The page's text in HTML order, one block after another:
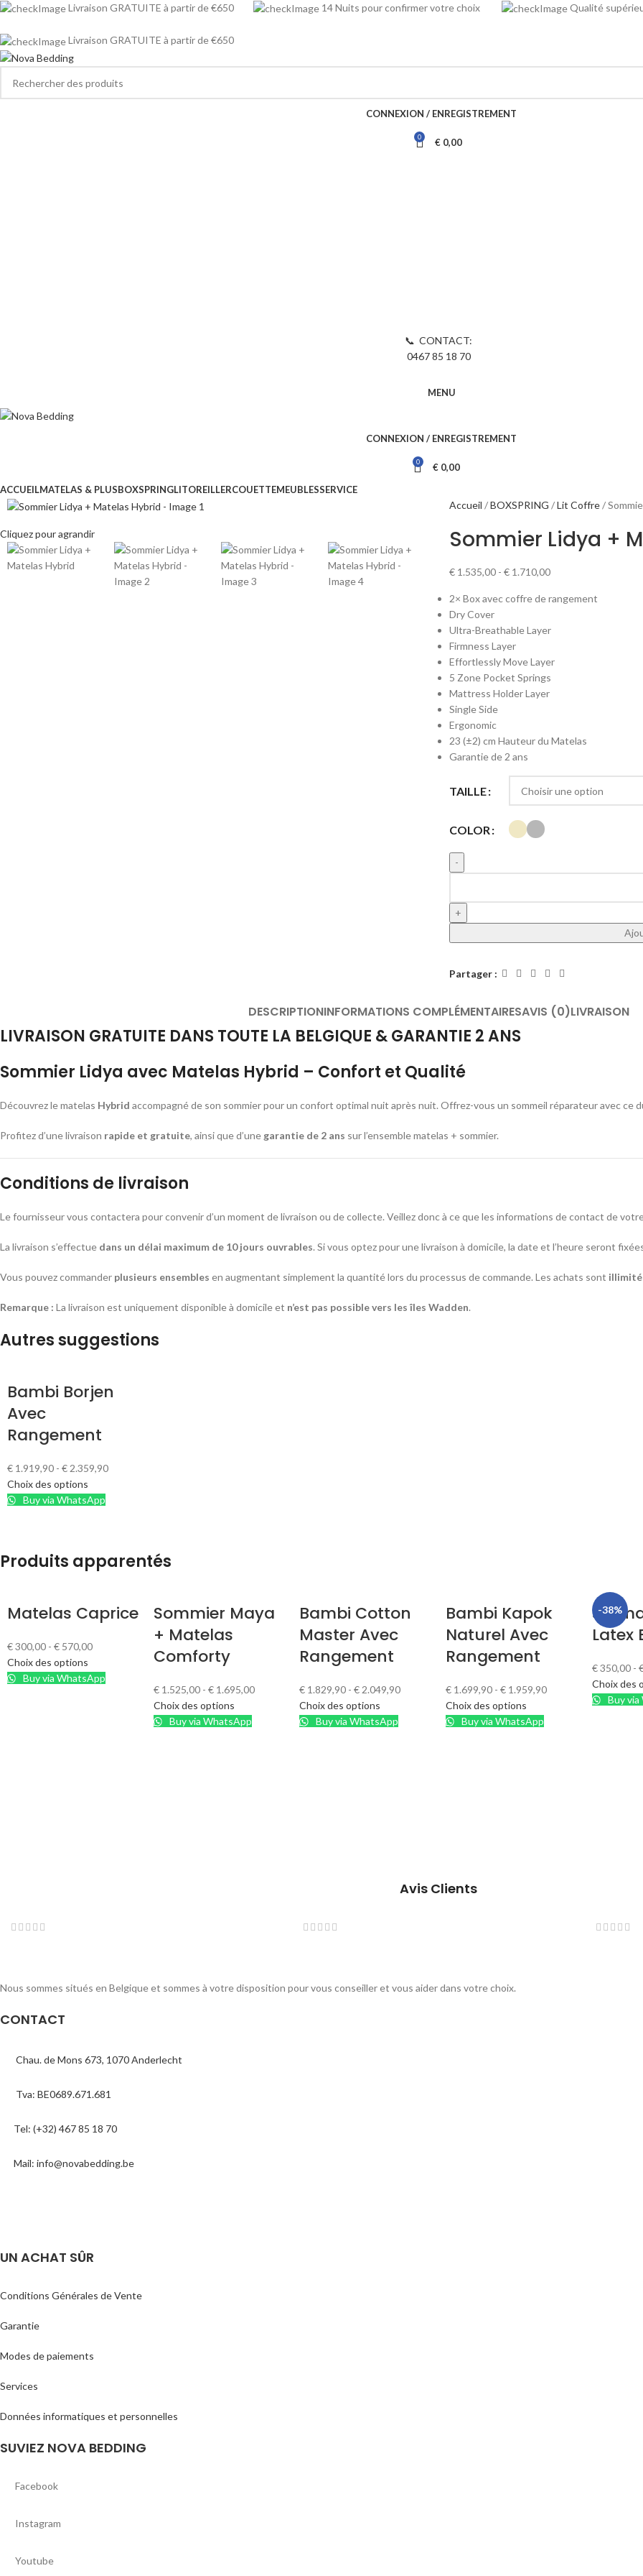
Livraison GRATUITE à partir de €650 14 Nuits pour confirmer votre choix Qualité
Livraison GRATUITE à partir de €650
CONNEXION / ENREGISTREMENT
0 €0,00
📞 CONTACT:
0467 85 18 70
MENU
CONNEXION / ENREGISTREMENT
0 € 0,00
ACCUEILMATELAS & PLUSBOXSPRINGLITOREILLERCOUETTEMEUBLESSERVICE
Cliquez pour agrandir
Accueil BOXSPRING Lit Coffre
Sommier Lidya +
€1.535,00 - €1.710,00
2× Box avec coffre de rangement
Dry Cover
Ultra-Breathable Layer
Firmness Layer
Effortlessly Move Layer
5 Zone Pocket Springs
Mattress Holder Layer
Single Side
Ergonomic
23 (±2) cm Hauteur du Matelas
Garantie de 2 ans
TAILLE
COLOR
Partager :
DESCRIPTIONINFORMATIONS COMPLÉMENTAIRESAVIS (0)LIVRAISON
LIVRAISON GRATUITE DANS TOUTE LA BELGIQUE & GARANTIE 2 ANS
Sommier Lidya avec Matelas Hybrid – Confort et Qualité
Découvrez le matelas Hybrid accompagné de son sommier pour un confort optimal nuit après nuit. Offrez-vous un sommeil réparateur avec
Profitez d’une livraison rapide et gratuite, ainsi que d’une garantie de 2 ans sur l’ensemble matelas + sommier.
Conditions de livraison
Le fournisseur vous contactera pour convenir d’un moment de livraison ou de collecte. Veillez donc à ce que les informations de contact de
La livraison s’effectue dans un délai maximum de 10 jours ouvrables. Si vous optez pour une livraison à domicile, la date et l’heure seront
Vous pouvez commander plusieurs ensembles en augmentant simplement la quantité lors du processus de commande. Les achats sont
Remarque : La livraison est uniquement disponible à domicile et n’est pas possible vers les îles Wadden.
Autres suggestions
Bambi Borjen
Avec
Rangement
€ 1.919,90 - € 2.359,90
Choix des options
Buy via WhatsApp
Produits apparentés
Matelas Caprice
€300,00 - € 570,00
Choix des options
Buy via WhatsApp
Sommier Maya
+ Matelas
Comforty
€1.525,00 - €1.695,00
Choix des options
Buy via WhatsApp
Bambi Cotton
Master Avec
Rangement
€ 1.829,90 - € 2.049,90
Choix des options
Buy via WhatsApp
Bambi Kapok
Naturel Avec
Rangement
€1.699,90 - €1.959,90
Choix des options
Buy via WhatsApp
-38%
Latex
€350,00 -
Choix des
Buy
Avis Clients
Nous sommes situés en Belgique et sommes à votre disposition pour vous conseiller et vous aider dans votre choix.
CONTACT
Chau. de Mons 673, 1070 Anderlecht
Tva: BE0689.671.681
Tel: (+32) 467 85 18 70
Mail: info@novabedding.be
UN ACHAT SÛR
Conditions Générales de Vente
Garantie
Modes de paiements
Services
Données informatiques et personnelles
SUVIEZ NOVA BEDDING
Facebook
Instagram
Youtube